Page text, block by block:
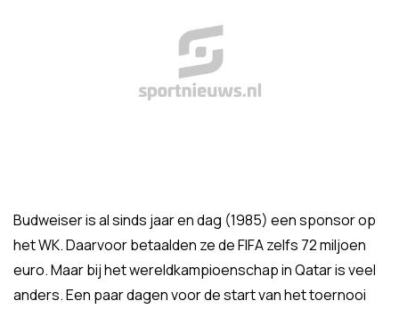
Budweiser is al sinds jaar en dag (1985) een sponsor op
het WK. Daarvoor betaalden ze de FIFA zelfs 72 miljoen
euro. Maar bij het wereldkampioenschap in Qatar is veel
anders. Een paar dagen voor de start van het toernooi